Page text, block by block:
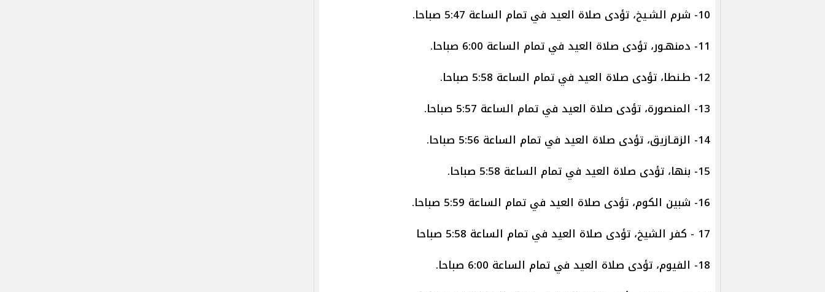
10- شرم الشـيخ، تؤدى صلاة العيد في تمام الساعة 5:47 صباحا.
11- دمنهـور، تؤدى صلاة العيد في تمام الساعة 6:00 صباحا.
12- طـنطا، تؤدى صلاة العيد في تمام الساعة 5:58 صباحا.
13- المنصورة، تؤدى صلاة العيد في تمام الساعة 5:57 صباحا.
14- الزقـازيق، تؤدى صلاة العيد في تمام الساعة 5:56 صباحا.
15- بنها، تؤدى صلاة العيد في تمام الساعة 5:58 صباحا.
16- شبين الكوم، تؤدى صلاة العيد في تمام الساعة 5:59 صباحا.
17 - كفر الشيخ، تؤدى صلاة العيد في تمام الساعة 5:58 صباحا
18- الفيوم، تؤدى صلاة العيد في تمام الساعة 6:00 صباحا.